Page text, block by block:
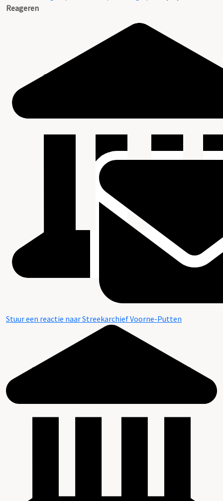
Reageren
Stuur een reactie naar Streekarchief Voorne-Putten